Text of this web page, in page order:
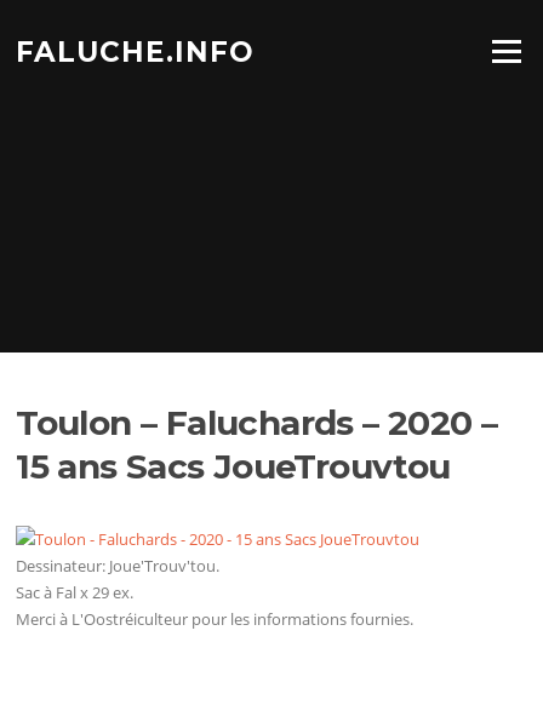
contenu
FALUCHE.INFO Menu
Toulon – Faluchards – 2020 –
15 ans Sacs JoueTrouvtou
Dessinateur: Joue'Trouv'tou.
Sac à Fal x 29 ex.
Merci à L'Oostréiculteur pour les informations fournies.